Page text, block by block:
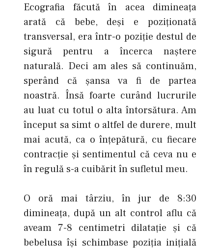
Ecografia făcută în acea dimineața
arată că bebe, deși e poziţionată
transversal, era într-o poziție destul de
sigură pentru a încerca naștere
naturală. Deci am ales să continuăm,
sperând că șansa va fi de partea
noastră. Însă foarte curând lucrurile
au luat cu totul o alta întorsătura. Am
început sa simt o altfel de durere, mult
mai acută, ca o înțepătură, cu fiecare
contracție şi sentimentul că ceva nu e
în regulă s-a cuibărit în sufletul meu.
O oră mai târziu, în jur de 8:30
dimineaţa, după un alt control aflu că
aveam 7-8 centimetri dilatație şi că
bebelusa își schimbase poziția inițială